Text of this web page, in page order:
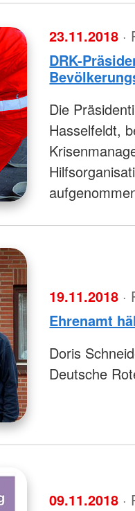
23.11.2018 ·
DRK-
Die
Hasselfeldt,
19.11.2018 ·
Ehrenamt
Doris
Deutsche
09.11.2018 ·